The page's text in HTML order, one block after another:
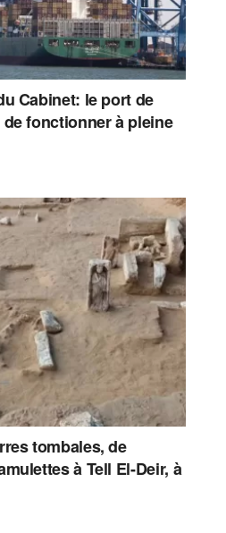
Cabinet: le port de
fonctionner à pleine
tombales, de
à Tell El-Deir, à